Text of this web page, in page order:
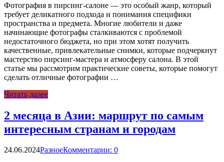
Фотография в пирсинг-салоне — это особый жанр, который
требует деликатного подхода и понимания специфики
пространства и предмета. Многие любители и даже
начинающие фотографы сталкиваются с проблемой
недостаточного бюджета, но при этом хотят получить
качественные, привлекательные снимки, которые подчеркнут
мастерство пирсинг-мастера и атмосферу салона. В этой
статье мы рассмотрим практические советы, которые помогут
сделать отличные фотографии …
Читать далее
2 месяца в Азии: маршрут по самым
интересным странам и городам
24.06.2024РазноеКомментарии: 0